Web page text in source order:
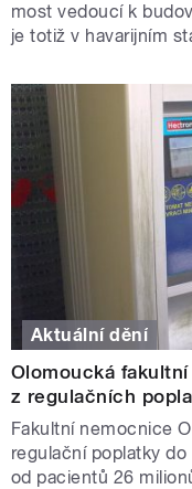
most vedoucí k
je totiž v havarijním
Aktuální dění
Olomoucká
z regulačních
Fakultní nemocnice
regulační poplatky
od pacientů 26